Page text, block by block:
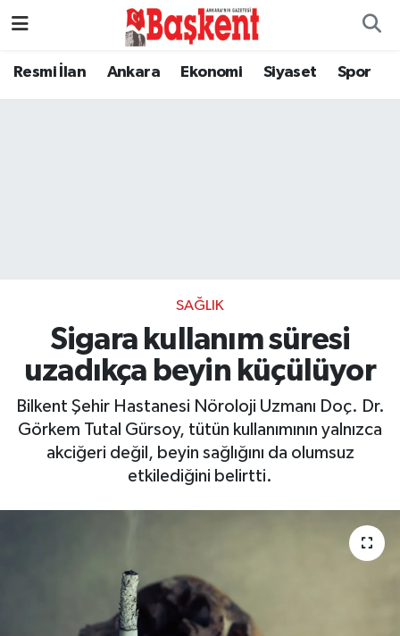
Resmi İlan Ankara Ekonomi Siyaset Spor
SAĞLIK
Sigara kullanım süresi
uzadıkça beyin küçülüyor
Bilkent Şehir Hastanesi Nöroloji Uzmanı Doç. Dr.
Görkem Tutal Gürsoy, tütün kullanımının yalnızca
akciğeri değil, beyin sağlığını da olumsuz
etkilediğini belirtti.